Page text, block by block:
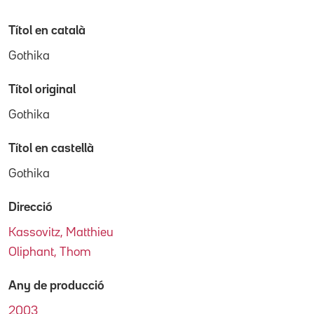
Títol en català
Gothika
Títol original
Gothika
Títol en castellà
Gothika
Direcció
Kassovitz, Matthieu
Oliphant, Thom
Any de producció
2003